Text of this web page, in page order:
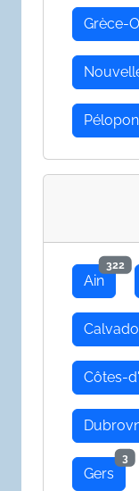
Grèce-
Ain
322
Côtes-
Gers
3